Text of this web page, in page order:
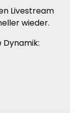
Livestream
wieder.